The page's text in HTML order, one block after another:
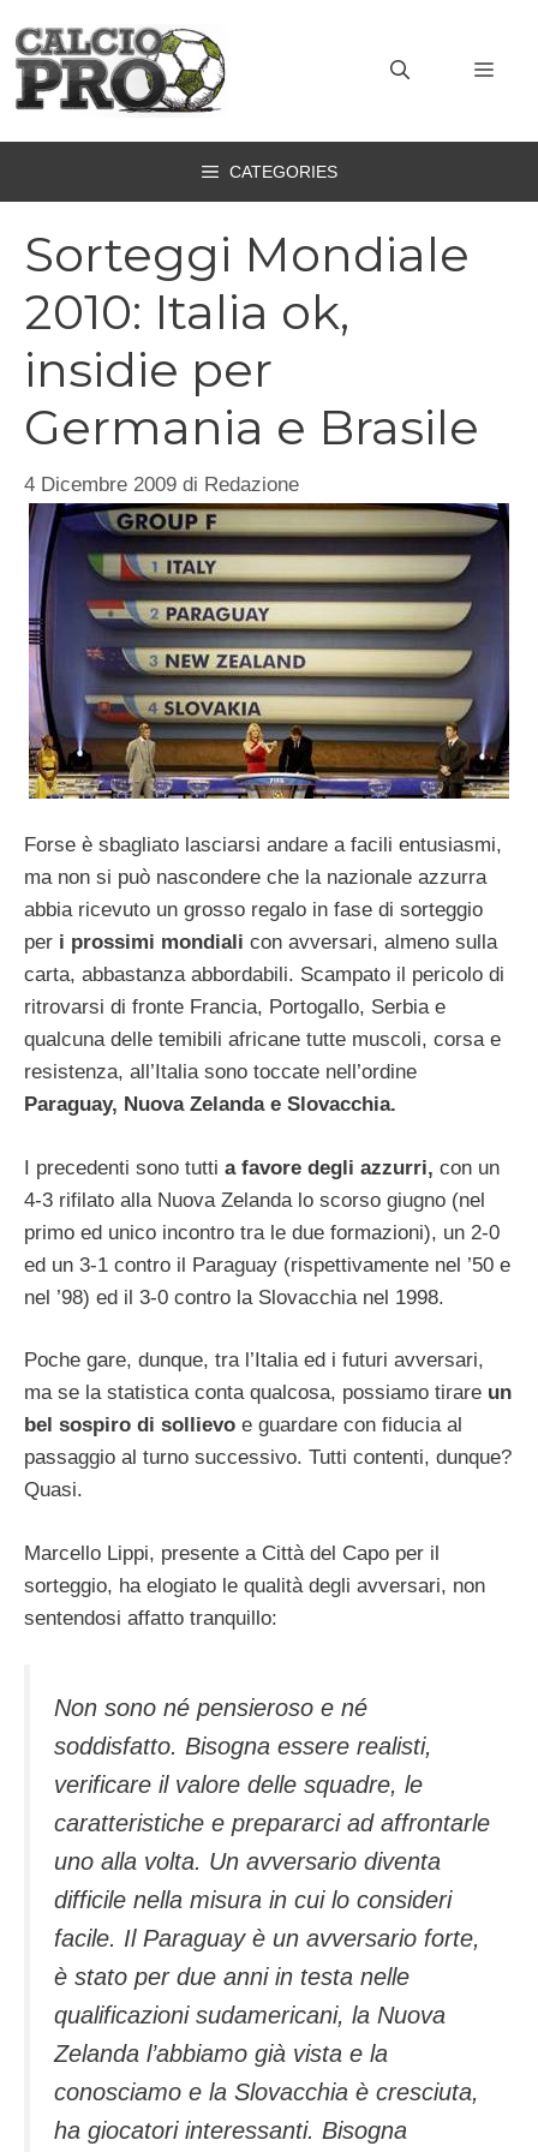
contenuto
CATEGORIES
Sorteggi Mondiale
2010: Italia ok,
insidie per
Germania e Brasile
4 Dicembre 2009 di Redazione
Forse è sbagliato lasciarsi andare a facili entusiasmi,
ma non si può nascondere che la nazionale azzurra
abbia ricevuto un grosso regalo in fase di sorteggio
per i prossimi mondiali con avversari, almeno sulla
carta, abbastanza abbordabili. Scampato il pericolo di
ritrovarsi di fronte Francia, Portogallo, Serbia e
qualcuna delle temibili africane tutte muscoli, corsa e
resistenza, all’Italia sono toccate nell’ordine
Paraguay, Nuova Zelanda e Slovacchia.
I precedenti sono tutti a favore degli azzurri, con un
4-3 rifilato alla Nuova Zelanda lo scorso giugno (nel
primo ed unico incontro tra le due formazioni), un 2-0
ed un 3-1 contro il Paraguay (rispettivamente nel ’50 e
nel ’98) ed il 3-0 contro la Slovacchia nel 1998.
Poche gare, dunque, tra l’Italia ed i futuri avversari,
ma se la statistica conta qualcosa, possiamo tirare un
bel sospiro di sollievo e guardare con fiducia al
passaggio al turno successivo. Tutti contenti, dunque?
Quasi.
Marcello Lippi, presente a Città del Capo per il
sorteggio, ha elogiato le qualità degli avversari, non
sentendosi affatto tranquillo:
Non sono né pensieroso e né
soddisfatto. Bisogna essere realisti,
verificare il valore delle squadre, le
caratteristiche e prepararci ad affrontarle
uno alla volta. Un avversario diventa
difficile nella misura in cui lo consideri
facile. Il Paraguay è un avversario forte,
è stato per due anni in testa nelle
qualificazioni sudamericani, la Nuova
Zelanda l’abbiamo già vista e la
conosciamo e la Slovacchia è cresciuta,
ha giocatori interessanti. Bisogna